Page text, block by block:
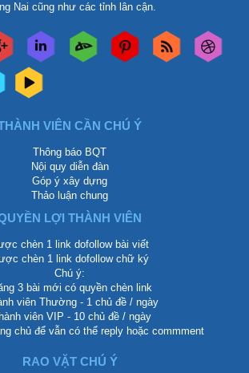
Nai cũng như các tỉnh lân cận.
VIÊN CẦN CHÚ Ý
Thông báo BQT
Nội quy diễn đàn
Góp ý xây dựng
Thảo luận chung
LỢI THÀNH VIÊN
chèn 1 link dofollow bài viết
chèn 1 link dofollow chữ ký
Chú ý:
3 bài mới có quyền chèn link
viên Thường - 1 chủ đề / ngày
viên VIP - 10 chủ đề / ngày
chủ để vẫn có thể reply hoặc commment
RAO VẶT CHÚ Ý